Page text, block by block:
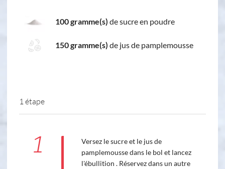
100 gramme(s) de sucre en poudre
150 gramme(s) de jus de pamplemousse
1 étape
1
Versez le sucre et le jus de
pamplemousse dans le bol et lancez
l'ébullition . Réservez dans un autre